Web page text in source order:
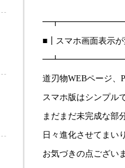
■┃スマホ画面表示が
道刃物WEBページ、
スマホ版はシンプル
まだまだ未完成な部
日々進化させてまい
お気づきの点ござい